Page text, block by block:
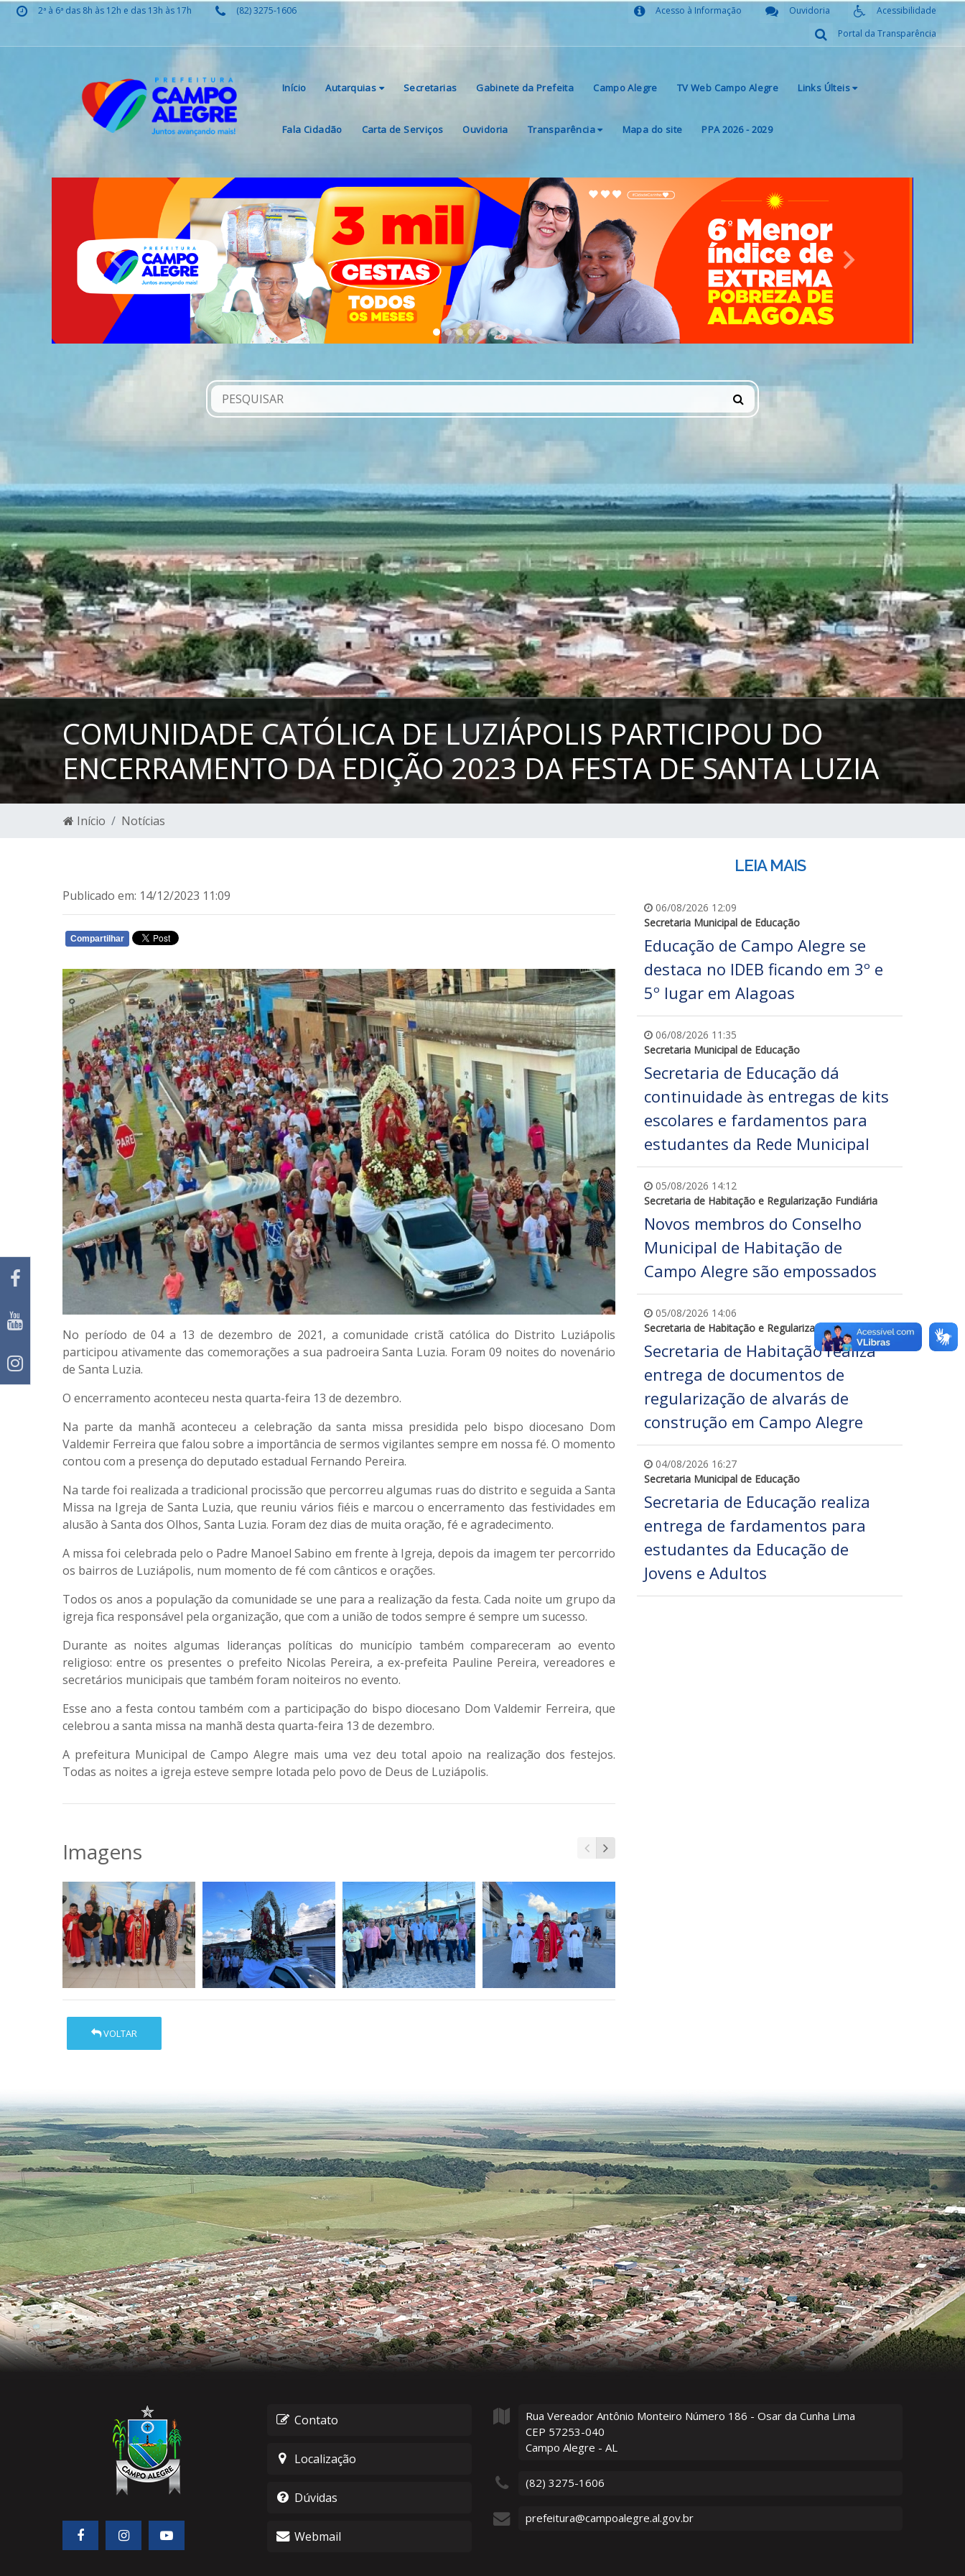
2ª à 6ª das 8h às 12h e das 13h às 17h (82) 3275-1606 Acessibilidade
Ouvidoria
Acesso à Informação
Portal da Transparência
Início Autarquias Secretarias Gabinete da Prefeita Campo Alegre TV Web Campo Alegre Links Últeis
Fala Cidadão Carta de Serviços Ouvidoria Transparência Mapa do site PPA 2026 - 2029
Previous Next
COMUNIDADE CATÓLICA DE LUZIÁPOLIS PARTICIPOU DO
ENCERRAMENTO DA EDIÇÃO 2023 DA FESTA DE SANTA LUZIA
Início Notícias
Publicado em: 14/12/2023 11:09
Compartilhar
No período de 04 a 13 de dezembro de 2021, a comunidade cristã católica do Distrito Luziápolis
participou ativamente das comemorações a sua padroeira Santa Luzia. Foram 09 noites do novenário
de Santa Luzia.
O encerramento aconteceu nesta quarta-feira 13 de dezembro.
Na parte da manhã aconteceu a celebração da santa missa presidida pelo bispo diocesano Dom
Valdemir Ferreira que falou sobre a importância de sermos vigilantes sempre em nossa fé. O momento
contou com a presença do deputado estadual Fernando Pereira.
Na tarde foi realizada a tradicional procissão que percorreu algumas ruas do distrito e seguida a Santa
Missa na Igreja de Santa Luzia, que reuniu vários fiéis e marcou o encerramento das festividades em
alusão à Santa dos Olhos, Santa Luzia. Foram dez dias de muita oração, fé e agradecimento.
A missa foi celebrada pelo o Padre Manoel Sabino em frente à Igreja, depois da imagem ter percorrido
os bairros de Luziápolis, num momento de fé com cânticos e orações.
Todos os anos a população da comunidade se une para a realização da festa. Cada noite um grupo da
igreja fica responsável pela organização, que com a união de todos sempre é sempre um sucesso.
Durante as noites algumas lideranças políticas do município também compareceram ao evento
religioso: entre os presentes o prefeito Nicolas Pereira, a ex-prefeita Pauline Pereira, vereadores e
secretários municipais que também foram noiteiros no evento.
Esse ano a festa contou também com a participação do bispo diocesano Dom Valdemir Ferreira, que
celebrou a santa missa na manhã desta quarta-feira 13 de dezembro.
A prefeitura Municipal de Campo Alegre mais uma vez deu total apoio na realização dos festejos.
Todas as noites a igreja esteve sempre lotada pelo povo de Deus de Luziápolis.
Imagens
VOLTAR
LEIA MAIS
06/08/2026 12:09
Secretaria Municipal de Educação
Educação de Campo Alegre se
destaca no IDEB ficando em 3º e
5º lugar em Alagoas
06/08/2026 11:35
Secretaria Municipal de Educação
Secretaria de Educação dá
continuidade às entregas de kits
escolares e fardamentos para
estudantes da Rede Municipal
05/08/2026 14:12
Secretaria de Habitação e Regularização Fundiária
Novos membros do Conselho
Municipal de Habitação de
Campo Alegre são empossados
05/08/2026 14:06
Secretaria de Habitação e Regularização Fundiária
Secretaria de Habitação realiza
entrega de documentos de
regularização de alvarás de
construção em Campo Alegre
04/08/2026 16:27
Secretaria Municipal de Educação
Secretaria de Educação realiza
entrega de fardamentos para
estudantes da Educação de
Jovens e Adultos
Contato
Localização
Dúvidas
Webmail
Rua Vereador Antônio Monteiro Número 186 - Osar da Cunha Lima
CEP 57253-040
Campo Alegre - AL
(82) 3275-1606
prefeitura@campoalegre.al.gov.br